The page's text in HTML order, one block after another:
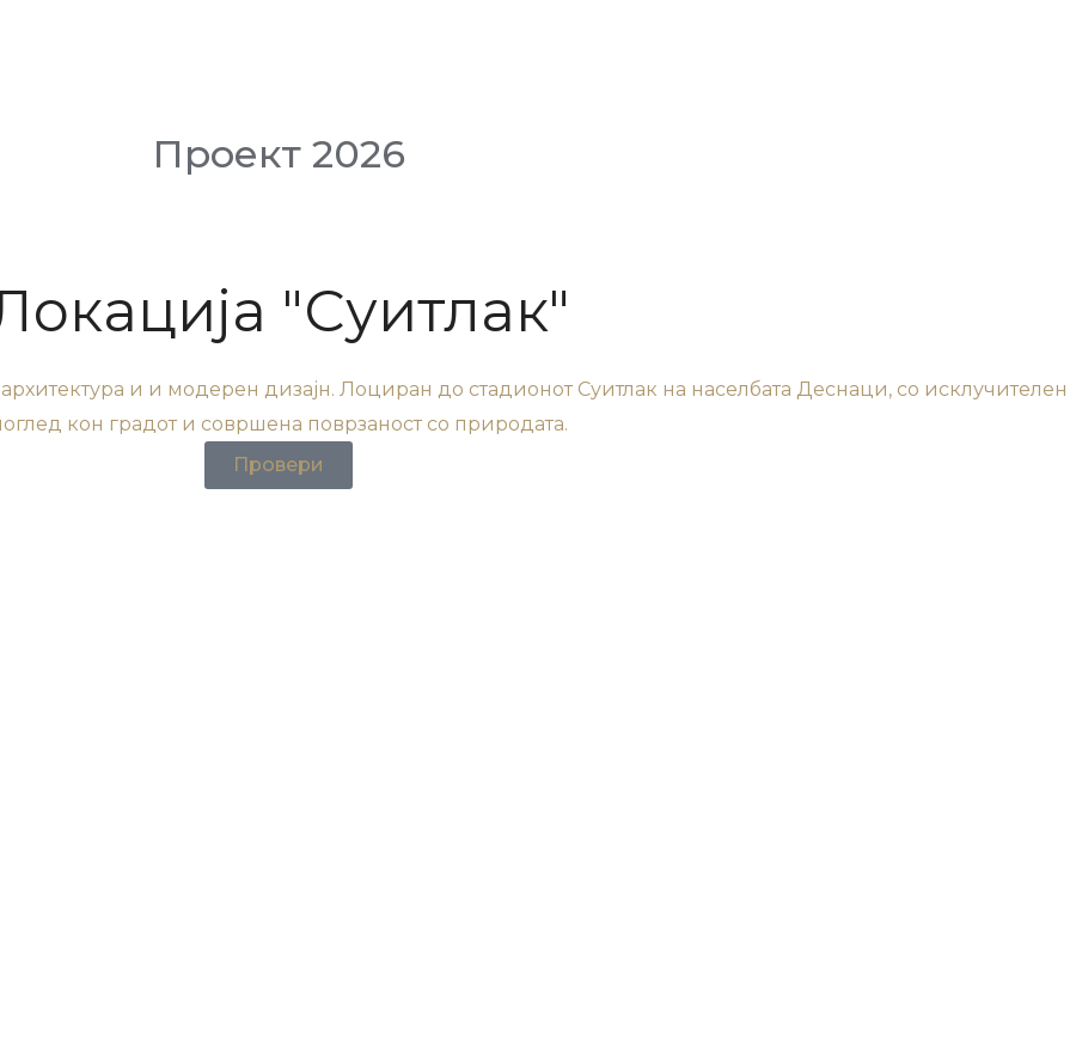
Проект 2026
"Суитлак"
и и модерен дизајн. Лоциран до стадионот Суитлак на населбата Деснаци, со исклучителен
кон градот и совршена поврзаност со природата.
Провери